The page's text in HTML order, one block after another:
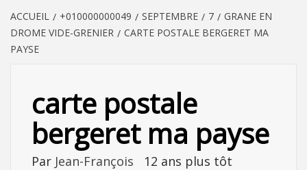
ACCUEIL +010000000049 SEPTEMBRE 7
GRANE EN
DROME VIDE-GRENIER
CARTE POSTALE BERGERET MA
PAYSE
carte postale
bergeret ma payse
Par Jean-François 12 ans plus tôt